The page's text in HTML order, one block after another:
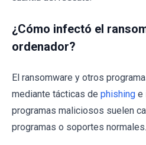
¿Cómo infectó el
ordenador?
El ransomware y otros
mediante tácticas de phishing e
programas maliciosos suelen
programas o soportes normales.